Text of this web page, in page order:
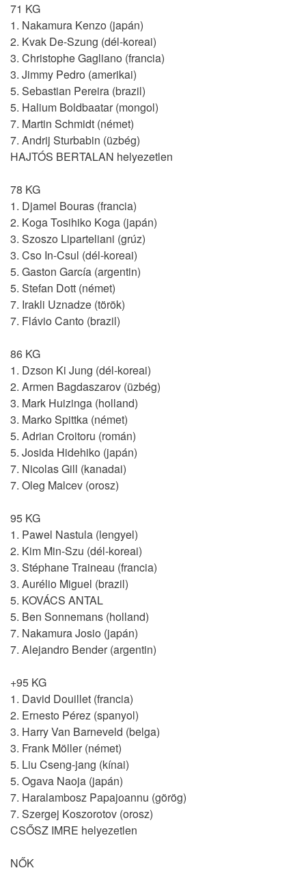
71 KG
1. Nakamura Kenzo (japán)
2. Kvak De-Szung (dél-koreai)
3. Christophe Gagliano (francia)
3. Jimmy Pedro (amerikai)
5. Sebastian Pereira (brazil)
5. Halium Boldbaatar (mongol)
7. Martin Schmidt (német)
7. Andrij Sturbabin (üzbég)
HAJTÓS BERTALAN helyezetlen
78 KG
1. Djamel Bouras (francia)
2. Koga Tosihiko Koga (japán)
3. Szoszo Liparteliani (grúz)
3. Cso In-Csul (dél-koreai)
5. Gaston García (argentin)
5. Stefan Dott (német)
7. Irakli Uznadze (török)
7. Flávio Canto (brazil)
86 KG
1. Dzson Ki Jung (dél-koreai)
2. Armen Bagdaszarov (üzbég)
3. Mark Huizinga (holland)
3. Marko Spittka (német)
5. Adrian Croitoru (román)
5. Josida Hidehiko (japán)
7. Nicolas Gill (kanadai)
7. Oleg Malcev (orosz)
95 KG
1. Pawel Nastula (lengyel)
2. Kim Min-Szu (dél-koreai)
3. Stéphane Traineau (francia)
3. Aurélio Miguel (brazil)
5. KOVÁCS ANTAL
5. Ben Sonnemans (holland)
7. Nakamura Josio (japán)
7. Alejandro Bender (argentin)
+95 KG
1. David Douillet (francia)
2. Ernesto Pérez (spanyol)
3. Harry Van Barneveld (belga)
3. Frank Möller (német)
5. Liu Cseng-jang (kínai)
5. Ogava Naoja (japán)
7. Haralambosz Papajoannu (görög)
7. Szergej Koszorotov (orosz)
CSŐSZ IMRE helyezetlen
NŐK